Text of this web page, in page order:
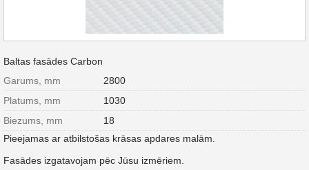
Baltas fasādes Carbon
Garums, mm
2800
Platums, mm
1030
Biezums, mm
18
Pieejamas ar atbilstošas krāsas apdares malām.
Fasādes izgatavojam pēc Jūsu izmēriem.